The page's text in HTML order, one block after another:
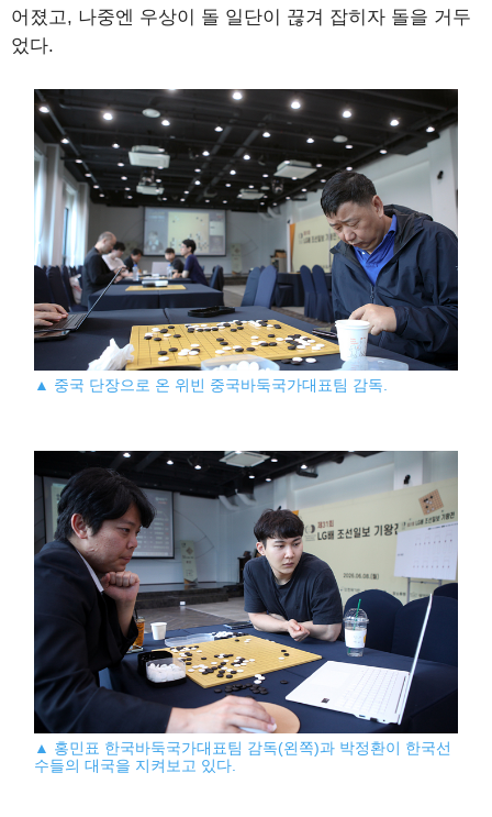
어졌고, 나중엔 우상이 돌 일단이 끊겨 잡히자 돌을 거두
었다.
▲ 중국 단장으로 온 위빈 중국바둑국가대표팀 감독.
▲ 홍민표 한국바둑국가대표팀 감독(왼쪽)과 박정환이 한국선
수들의 대국을 지켜보고 있다.